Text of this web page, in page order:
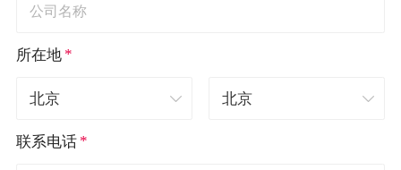
所在地 *
联系电话 *